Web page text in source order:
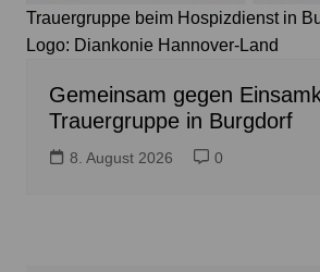
Trauergruppe beim Hospizdienst in
Logo: Diankonie Hannover-Land
Gemeinsam gegen
Trauergruppe in Burgdorf
8. August 2026 0